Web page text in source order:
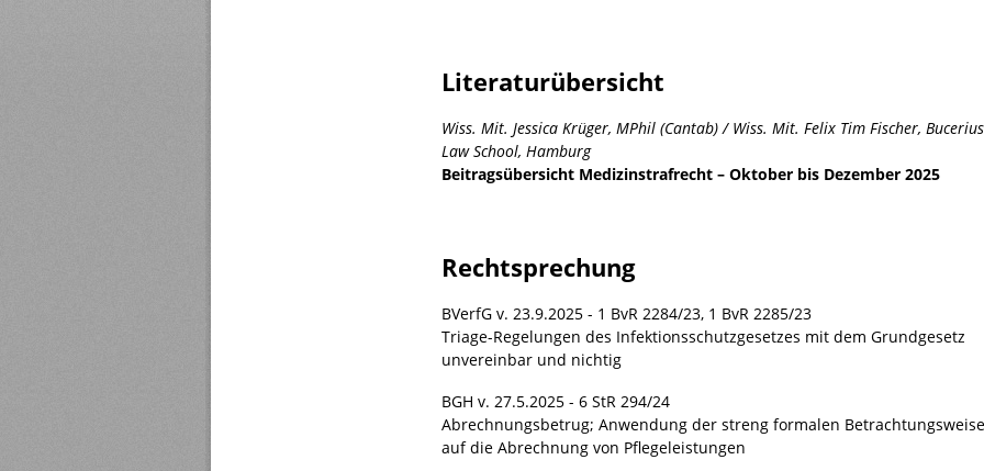
Literaturübersicht
Wiss. Mit. Jessica Krüger, MPhil (Cantab) / Wiss. Mit. Felix Tim Fischer, Bucerius
Law School, Hamburg
Beitragsübersicht Medizinstrafrecht – Oktober bis Dezember 2025
Rechtsprechung
BVerfG v. 23.9.2025 - 1 BvR 2284/23, 1 BvR 2285/23
Triage-Regelungen des Infektionsschutzgesetzes mit dem Grundgesetz
unvereinbar und nichtig
BGH v. 27.5.2025 - 6 StR 294/24
Abrechnungsbetrug; Anwendung der streng formalen Betrachtungsweise
auf die Abrechnung von Pflegeleistungen